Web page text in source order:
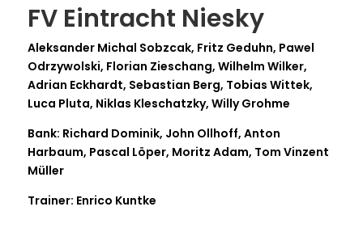
FV Eintracht Niesky
Aleksander Michal Sobzcak, Fritz Geduhn, Pawel
Odrzywolski, Florian Zieschang, Wilhelm Wilker,
Adrian Eckhardt, Sebastian Berg, Tobias Wittek,
Luca Pluta, Niklas Kleschatzky, Willy Grohme
Bank: Richard Dominik, John Ollhoff, Anton
Harbaum, Pascal Löper, Moritz Adam, Tom Vinzent
Müller
Trainer: Enrico Kuntke